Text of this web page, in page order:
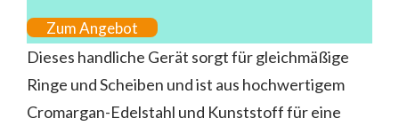
Zum Angebot
Dieses handliche Gerät sorgt für gleichmäßige
Ringe und Scheiben und ist aus hochwertigem
Cromargan-Edelstahl und Kunststoff für eine